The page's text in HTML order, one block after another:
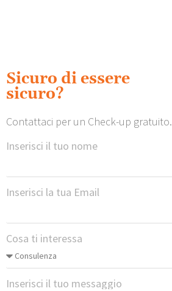
Sicuro di essere
sicuro?
Contattaci per un Check-up gratuito.
Inserisci il tuo nome
Inserisci la tua Email
Cosa ti interessa
Inserisci il tuo messaggio